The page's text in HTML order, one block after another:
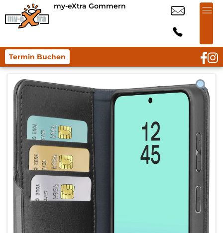
my-eXtra Gommern
Termin Buchen